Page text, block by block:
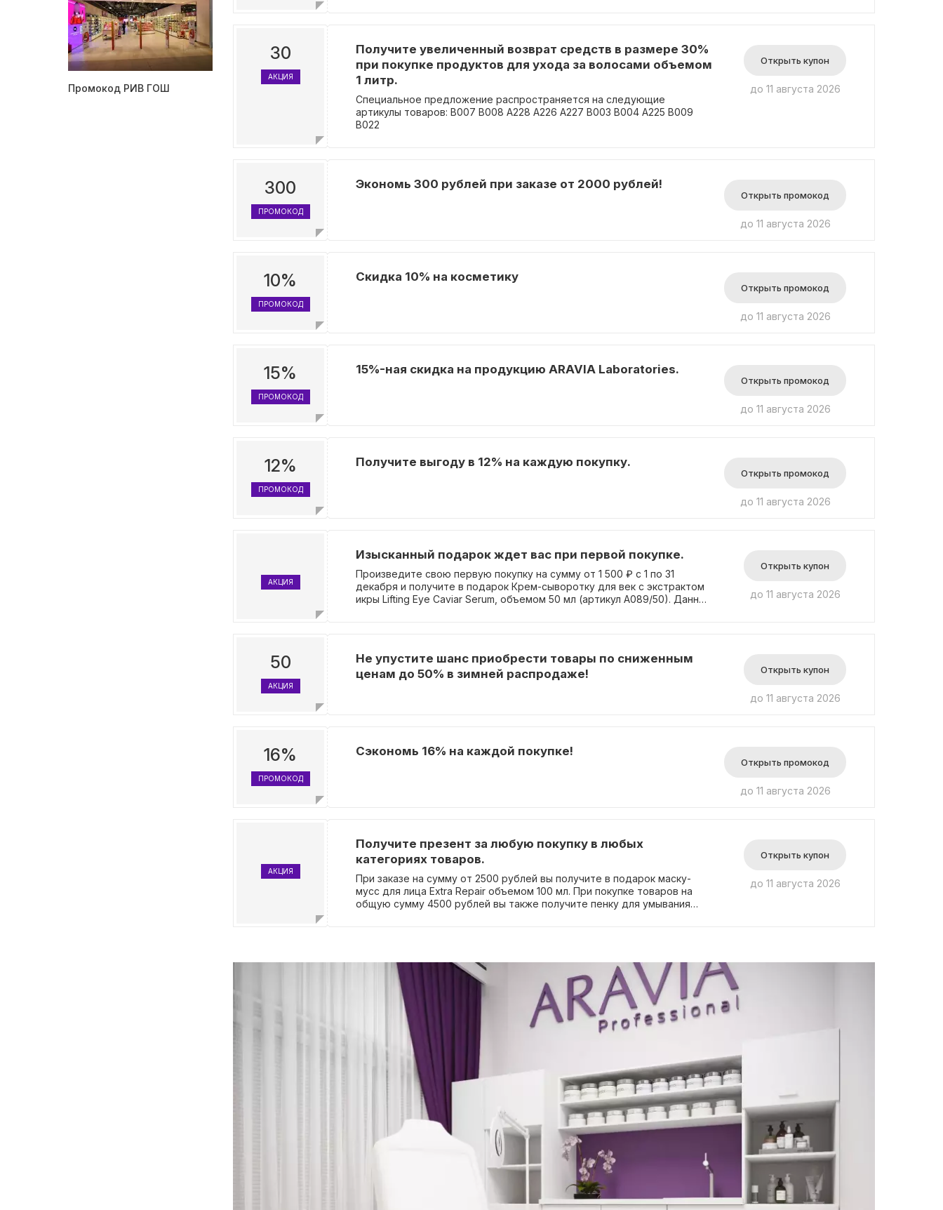
Промокод РИВ ГОШ
30
АКЦИЯ
Получите увеличенный возврат средств в размере 30%
при покупке продуктов для ухода за волосами объемом
1 литр.
Специальное предложение распространяется на следующие
артикулы товаров: В007 В008 А228 А226 А227 В003 В004 А225 В009
В022
Открыть купон
до 11 августа 2026
300
ПРОМОКОД
Экономь 300 рублей при заказе от 2000 рублей!
Открыть промокод
до 11 августа 2026
10%
ПРОМОКОД
Скидка 10% на косметику
Открыть промокод
до 11 августа 2026
15%
ПРОМОКОД
15%-ная скидка на продукцию ARAVIA Laboratories.
Открыть промокод
до 11 августа 2026
12%
ПРОМОКОД
Получите выгоду в 12% на каждую покупку.
Открыть промокод
до 11 августа 2026
АКЦИЯ
Изысканный подарок ждет вас при первой покупке.
Произведите свою первую покупку на сумму от 1 500 ₽ с 1 по 31
декабря и получите в подарок Крем-сыворотку для век с экстрактом
икры Lifting Eye Caviar Serum, объемом 50 мл (артикул А089/50). Данный
акции приглашаются все косметические продукты интернет-магазина,
за исключением товара с артикулом А089/50. После оформления и
Открыть купон
до 11 августа 2026
50
АКЦИЯ
Не упустите шанс приобрести товары по сниженным
ценам до 50% в зимней распродаже!
Открыть купон
до 11 августа 2026
16%
ПРОМОКОД
Сэкономь 16% на каждой покупке!
Открыть промокод
до 11 августа 2026
АКЦИЯ
Получите презент за любую покупку в любых
категориях товаров.
При заказе на сумму от 2500 рублей вы получите в подарок маску-
мусс для лица Extra Repair объемом 100 мл. При покупке товаров на
общую сумму 4500 рублей вы также получите пенку для умывания
Открыть купон
до 11 августа 2026